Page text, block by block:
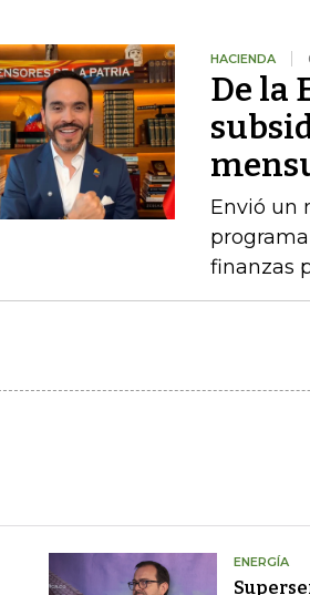
HACIENDA
De la
Envió un
finanzas
ENERGÍA